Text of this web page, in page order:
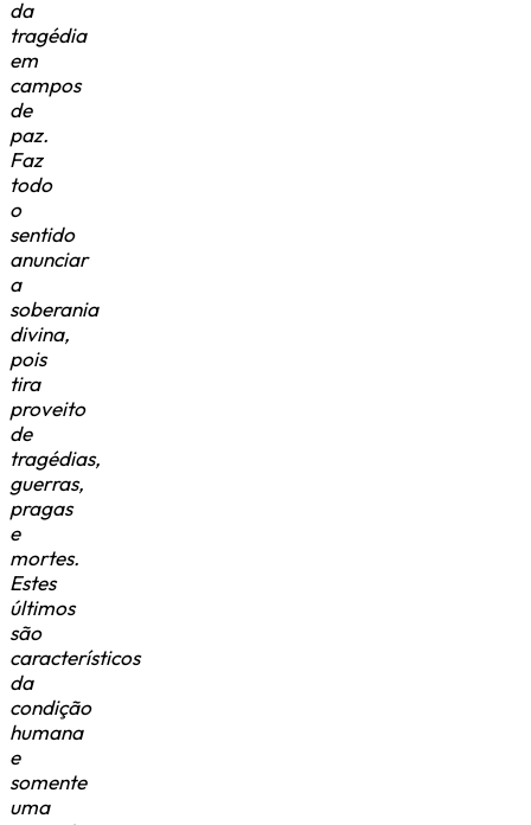
da
tragédia
em
campos
de
paz.
Faz
todo
o
sentido
anunciar
a
soberania
divina,
pois
tira
proveito
de
tragédias,
guerras,
pragas
e
mortes.
Estes
últimos
são
característicos
da
condição
humana
e
somente
uma